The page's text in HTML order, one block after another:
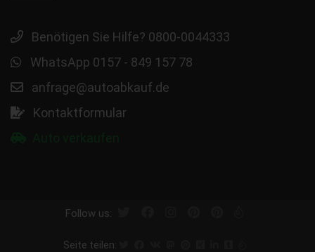
Benötigen Sie Hilfe? 0800-0044333
WhatsApp 0157 - 849 157 78
anfrage@autoabkauf.de
Kontaktformular
Follow us:
Seite teilen: